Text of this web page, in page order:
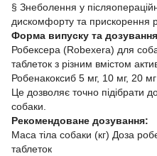
§ Знеболення у
дискомфорту та прискорення
Форма випуску та дозування
Робексера (Robexera) для
таблеток з різним вмістом
Робенакоксиб 5 мг, 10 мг, 20 мг
Це дозволяє точно підібрати
собаки.
Рекомендоване дозування:
Маса тіла собаки (кг) Доза
таблеток